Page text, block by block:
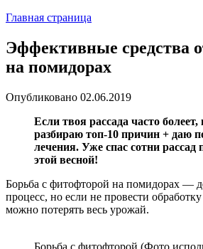
Главная страница
Эффективные средства
на помидорах
Опубликовано 02.06.2019
Если твоя рассада часто болеет,
разбираю топ-10 причин + даю
лечения. Уже спас сотни рассад
этой весной!
Борьба с фитофторой на помидорах —
процесс, но если не провести
можно потерять весь урожай.
Борьба с фитофторой (Фото